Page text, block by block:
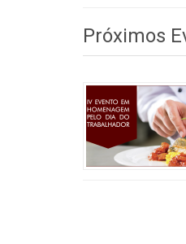
Próximos